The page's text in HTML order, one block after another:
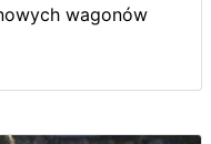
wagonów